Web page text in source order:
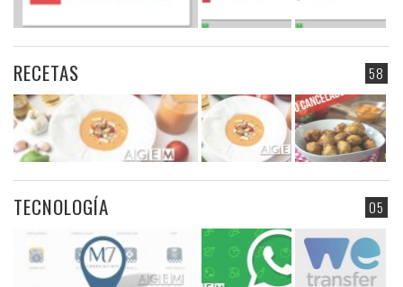
58
RECETAS
05
TECNOLOGÍA